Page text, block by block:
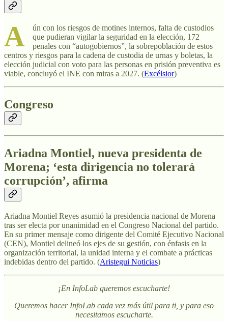
A
ún con los riesgos de motines internos, falta de custodios
que pudieran vigilar la seguridad en la elección, 172
penales con “autogobiernos”, la sobrepoblación de estos
centros y riesgos para la cadena de custodia de urnas y boletas, la
elección judicial con voto para las personas en prisión preventiva es
viable, concluyó el INE con miras a 2027. (Excélsior)
Congreso
Ariadna Montiel, nueva presidenta de
Morena; ‘esta dirigencia no tolerará
corrupción’, afirma
Ariadna Montiel Reyes asumió la presidencia nacional de Morena
tras ser electa por unanimidad en el Congreso Nacional del partido.
En su primer mensaje como dirigente del Comité Ejecutivo Nacional
(CEN), Montiel delineó los ejes de su gestión, con énfasis en la
organización territorial, la unidad interna y el combate a prácticas
indebidas dentro del partido. (Aristegui Noticias)
¡En InfoLab queremos escucharte!
Queremos hacer InfoLab cada vez más útil para ti, y para eso
necesitamos escucharte.